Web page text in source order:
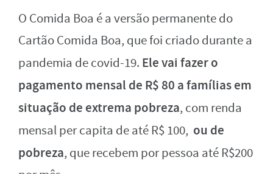
O Comida Boa é a versão permanente do
Cartão Comida Boa, que foi criado durante a
pandemia de covid-19. Ele vai fazer o
pagamento mensal de R$ 80 a famílias em
situação de extrema pobreza, com renda
mensal per capita de até R$ 100, ou de
pobreza, que recebem por pessoa até R$200